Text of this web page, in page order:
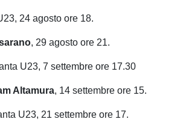
24 agosto ore 18.
, 29 agosto ore 21.
U23, 7 settembre ore 17.30
Altamura, 14 settembre ore 15.
U23, 21 settembre ore 17.